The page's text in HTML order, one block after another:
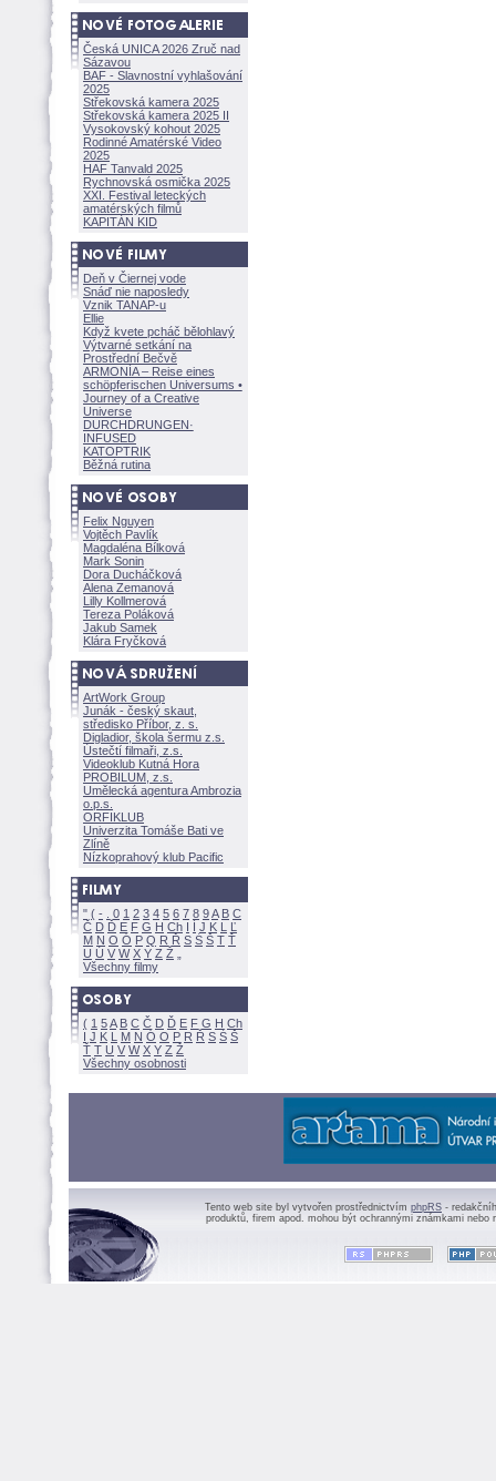
Česká UNICA 2026 Zruč nad
Sázavou
BAF - Slavnostní vyhlašování
2025
Střekovská kamera 2025
Střekovská kamera 2025 II
Vysokovský kohout 2025
Rodinné Amatérské Video
2025
HAF Tanvald 2025
Rychnovská osmička 2025
XXI. Festival leteckých
amatérských filmů
KAPITÁN KID
Deň v Čiernej vode
Snáď nie naposledy
Vznik TANAP-u
Ellie
Když kvete pcháč bělohlavý
Výtvarné setkání na
Prostřední Bečvě
ARMONÍA – Reise eines
schöpferischen Universums •
Journey of a Creative
Universe
DURCHDRUNGEN·
INFUSED
KATOPTRIK
Běžná rutina
Felix Nguyen
Vojtěch Pavlík
Magdaléna Bílkov
Mark Sonin
Dora Ducháčkov
Alena Zemanov
Lilly Kollmerov
Tereza Polákov
Jakub Samek
Klára Fryčkov
ArtWork Group
Junák - český skaut,
středisko Příbor, z. s.
Digladior, škola šermu z.s.
Ústečtí filmaři, z.s.
Videoklub Kutná Hora
PROBILUM, z.s.
Umělecká agentura Ambrozia
o.p.s.
ORFIKLUB
Univerzita Tomáše Bati ve
Zlíně
Nízkoprahový klub Pacific
" ( - 0 1 2 3 4 5 6 7 8 9A B C
Č D Ď E F G H Ch I Í J K L
Ľ
M N O Ó P Q R Ř S Ś T Ť
U Ú V W X Y Z
Všechny filmy
( 1 5A B C Č D Ď E F G H Ch
I J K L M N Ó O P R Ř S Ś
Ť T U V W X Y Z
Všechny osobnosti
Tento web site byl vytvořen prostřednictvím phpRS -
produktů, firem apod. mohou být ochrannými známkami